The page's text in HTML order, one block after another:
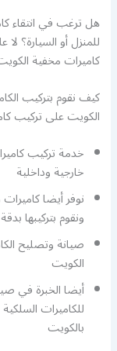
هل ترغب في انتقاء
للمنزل أو السيارة؟
كاميرات مخفية
كيف نقوم بتركيب
الكويت على تركيب
خدمة تركيب
خارجية وداخلية
نوفر أيضا
ونقوم بتركيبها
صيانة وتصليح
الكويت
أيضا الخبرة في
للكاميرات
بالكويت